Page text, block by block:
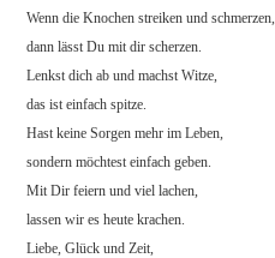
Wenn die Knochen streiken und schmerzen,
dann lässt Du mit dir scherzen.
Lenkst dich ab und machst Witze,
das ist einfach spitze.
Hast keine Sorgen mehr im Leben,
sondern möchtest einfach geben.
Mit Dir feiern und viel lachen,
lassen wir es heute krachen.
Liebe, Glück und Zeit,